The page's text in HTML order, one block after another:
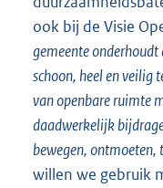
ook bij de Visie
gemeente
schoon, heel en veilig
van openbare ruimte
daadwerkelijk
bewegen, ontmoeten,
willen we gebruik